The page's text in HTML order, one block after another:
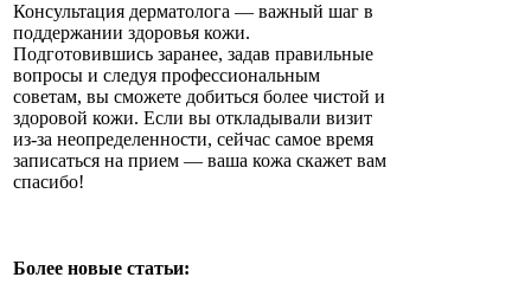
Консультация дерматолога — важный шаг в
поддержании здоровья кожи.
Подготовившись заранее, задав правильные
вопросы и следуя профессиональным
советам, вы сможете добиться более чистой и
здоровой кожи. Если вы откладывали визит
из-за неопределенности, сейчас самое время
записаться на прием — ваша кожа скажет вам
спасибо!
Более новые статьи: